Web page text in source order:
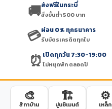
🚚ส่งฟรีในกระบี่
สั่งขั้นต่ำ 500 บาท
💳ผ่อน 0% ทุกธนาคาร
รับบัตรเครดิตทุกใบ
⏰ เปิดทุกวัน 7:30-19:00
ไม่หยุดพัก ตลอดปี
🎨
สีทาบ้าน
🏗️
ปูนซีเมนต์
⚙️
เหล็ก